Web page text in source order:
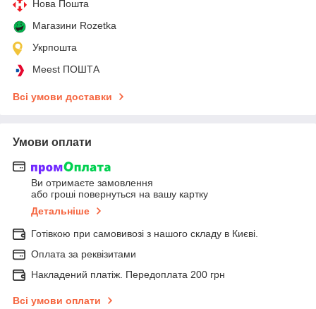
Нова Пошта
Магазини Rozetka
Укрпошта
Meest ПОШТА
Всі умови доставки
Умови оплати
Ви отримаєте замовлення
або гроші повернуться на вашу картку
Детальніше
Готівкою при самовивозі з нашого складу в Києві.
Оплата за реквізитами
Накладений платіж. Передоплата 200 грн
Всі умови оплати